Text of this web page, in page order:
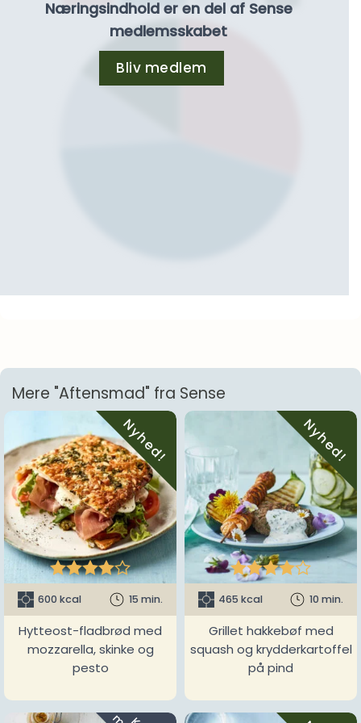
Næringsindhold er en del af Sense
medlemsskabet
Bliv medlem
Mere "Aftensmad" fra Sense
Nyhed!

600 kcal 15 min.
Hytteost-fladbrød med
mozzarella, skinke og
pesto
Nyhed!

465 kcal 10 min.
Grillet hakkebøf med
squash og krydderkartoffel
på pind